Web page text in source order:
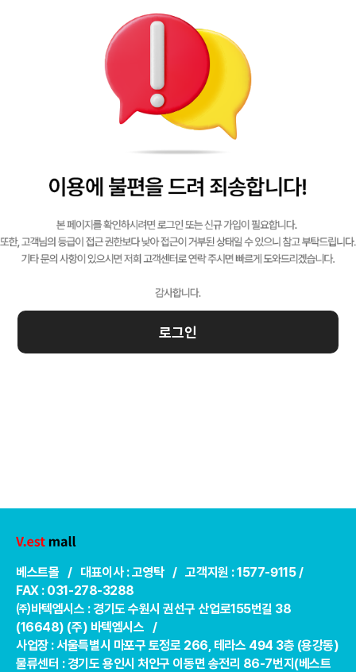
로그인
베스트몰 / 대표이사 : 고영탁 / 고객지원 : 1577-9115 /
FAX : 031-278-3288
㈜바텍엠시스 : 경기도 수원시 권선구 산업로155번길 38
(16648) (주) 바텍엠시스 /
사업장 : 서울특별시 마포구 토정로 266, 테라스 494 3층 (용강동)
물류센터 : 경기도 용인시 처인구 이동면 송전리 86-7번지(베스트